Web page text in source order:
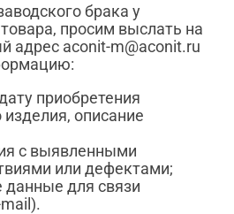
брака у
просим выслать на
адрес aconit-m@aconit.ru
приобретения
описание
с выявленными
или дефектами;
данные для связи